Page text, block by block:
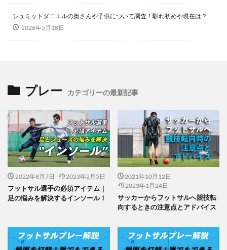
シュミットダニエルの奥さんや子供について調査！馴れ初めや現在は？
2026年5月18日
プレー カテゴリーの最新記事
2022年8月7日 2023年2月5日
フットサル選手の必須アイテム｜
足の悩みを解決するインソール！
2021年10月12日
2023年1月24日
サッカーからフットサルへ競技転
向するときの注意点とアドバイス